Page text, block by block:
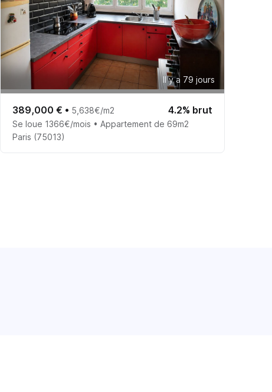
Il y a 79 jours
389,000 € • 5,638€/m2 4.2% brut
Se loue 1366€/mois • Appartement de 69m2
Paris (75013)